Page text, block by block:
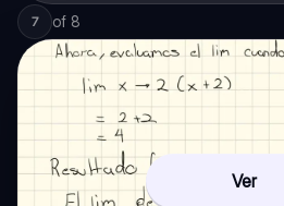
7 of 8
Ver